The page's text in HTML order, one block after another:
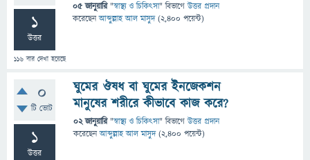
1
উত্তর
116 বার দেখা হয়েছে
05 জানুয়ারি "স্বাস্থ্য ও চিকিৎসা" বিভাগে উত্তর প্রদান
করেছেনআব্দুল্লাহ আল মাসুদ (2,400 পয়েন্ট)
0
টি ভোট
1
উত্তর
ঘুমের ঔষধ বা ঘুমের ইনজেকশন
মানুষের শরীরে কীভাবে কাজ করে?
02 জানুয়ারি "স্বাস্থ্য ও চিকিৎসা" বিভাগে উত্তর প্রদান
করেছেনআব্দুল্লাহ আল মাসুদ (2,400 পয়েন্ট)